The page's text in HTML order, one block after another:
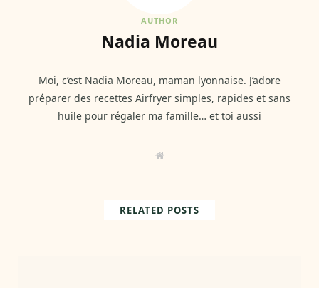
AUTHOR
Nadia Moreau
Moi, c’est Nadia Moreau, maman lyonnaise. J’adore
préparer des recettes Airfryer simples, rapides et sans
huile pour régaler ma famille… et toi aussi
W
RELATED POSTS